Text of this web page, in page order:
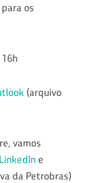
os
(arquivo
vamos
LinkedIn e
da Petrobras)